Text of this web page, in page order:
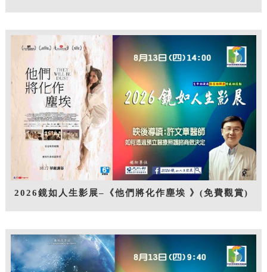
2026鏡如人生影展–《他們將化作塵埃 》(免費觀賞)